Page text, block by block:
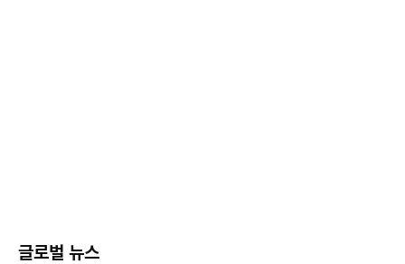
글로벌 뉴스